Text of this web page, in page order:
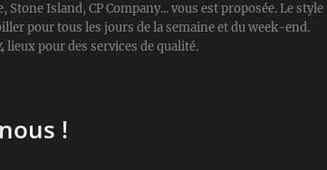
Island, CP Company... vous est proposée. Le style
pour tous les jours de la semaine et du week-end.
lieux pour des services de qualité.
!